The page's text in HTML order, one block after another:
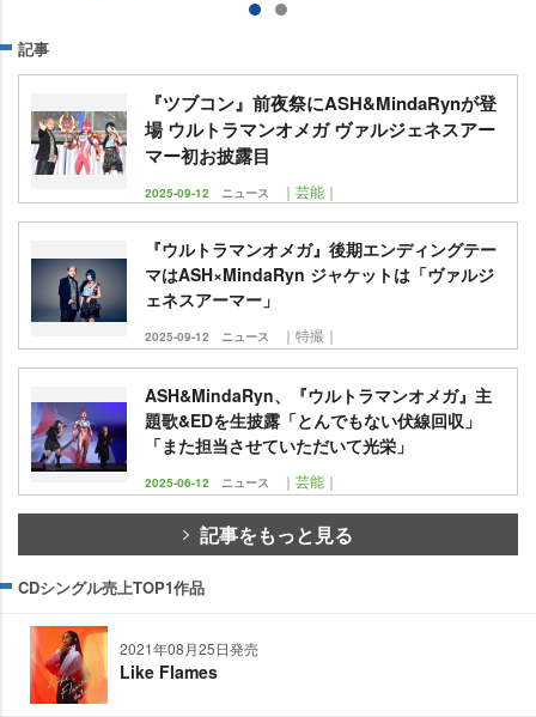
記事
『ツブコン』前夜祭にASH&MindaRynが登
場 ウルトラマンオメガ ヴァルジェネスアー
マー初お披露目
2025-09-12 ニュース ｜芸能｜
『ウルトラマンオメガ』後期エンディングテー
マはASH×MindaRyn ジャケットは「ヴァルジ
ェネスアーマー」
2025-09-12 ニュース ｜特撮｜
ASH&MindaRyn、『ウルトラマンオメガ』主
題歌&EDを生披露「とんでもない伏線回収」
「また担当させていただいて光栄」
2025-06-12 ニュース ｜芸能｜
記事をもっと見る
CDシングル売上TOP1作品
2021年08月25日発売
Like Flames